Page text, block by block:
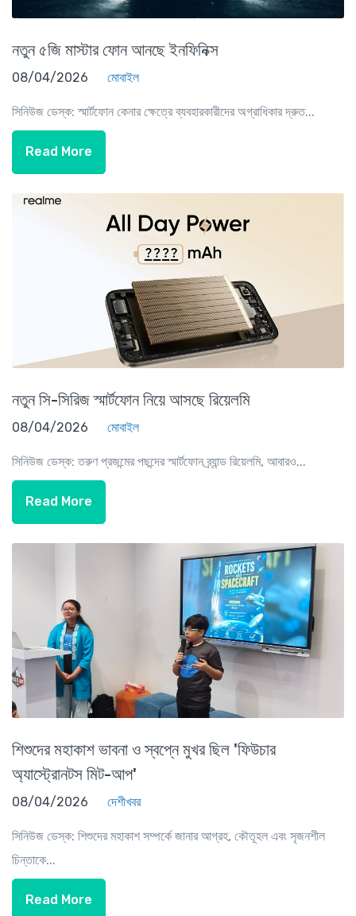
নতুন ৫জি মাস্টার ফোন আনছে ইনফিনিক্স
08/04/2026 মোবাইল
সিনিউজ ডেস্ক: স্মার্টফোন কেনার ক্ষেত্রে ব্যবহারকারীদের অগ্রাধিকার দ্রুত...
Read More
নতুন সি-সিরিজ স্মার্টফোন নিয়ে আসছে রিয়েলমি
08/04/2026 মোবাইল
সিনিউজ ডেস্ক: তরুণ প্রজন্মের পছন্দের স্মার্টফোন ব্র্যান্ড রিয়েলমি, আবারও...
Read More
শিশুদের মহাকাশ ভাবনা ও স্বপ্নে মুখর ছিল 'ফিউচার
অ্যাস্ট্রোনটস মিট-আপ'
08/04/2026 দেশীখবর
সিনিউজ ডেস্ক: শিশুদের মহাকাশ সম্পর্কে জানার আগ্রহ, কৌতূহল এবং সৃজনশীল
চিন্তাকে...
Read More